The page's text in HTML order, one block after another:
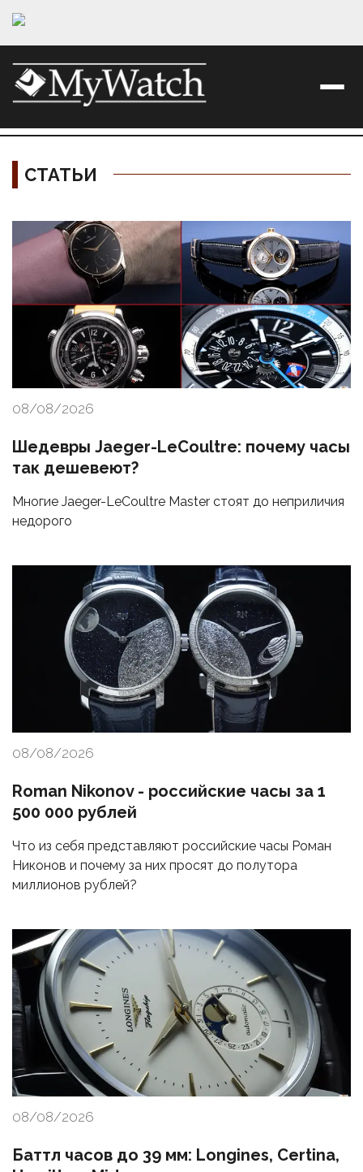
СТАТЬИ
Материалы
08/08/2026
Шедевры Jaeger-LeCoultre: почему часы
так дешевеют?
Многие Jaeger-LeCoultre Master стоят до неприличия
недорого
08/08/2026
Roman Nikonov - российские часы за 1
500 000 рублей
Что из себя представляют российские часы Роман
Никонов и почему за них просят до полутора
миллионов рублей?
08/08/2026
Баттл часов до 39 мм: Longines, Certina,